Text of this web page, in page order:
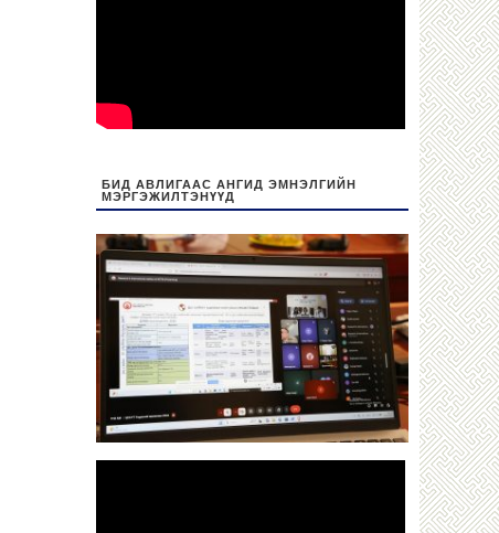
БИД АВЛИГААС АНГИД ЭМНЭЛГИЙН
МЭРГЭЖИЛТЭНҮҮД